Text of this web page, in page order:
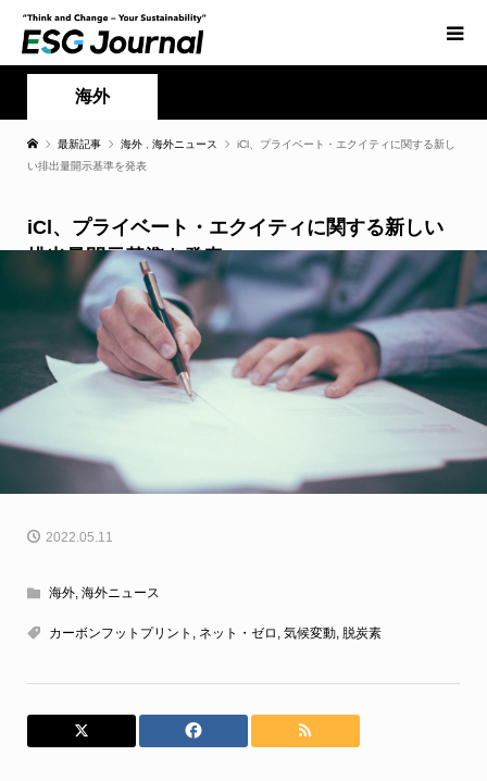
海外
最新記事 海外 海外ニュース
iCl、プライベート・エクイティに関する新し
い排出量開示基準を発表
iCl、プライベート・エクイティに関する新しい
排出量開示基準を発表
2022.05.11
海外, 海外ニュース
カーボンフットプリント , ネット・ゼロ , 気候変動, 脱炭素